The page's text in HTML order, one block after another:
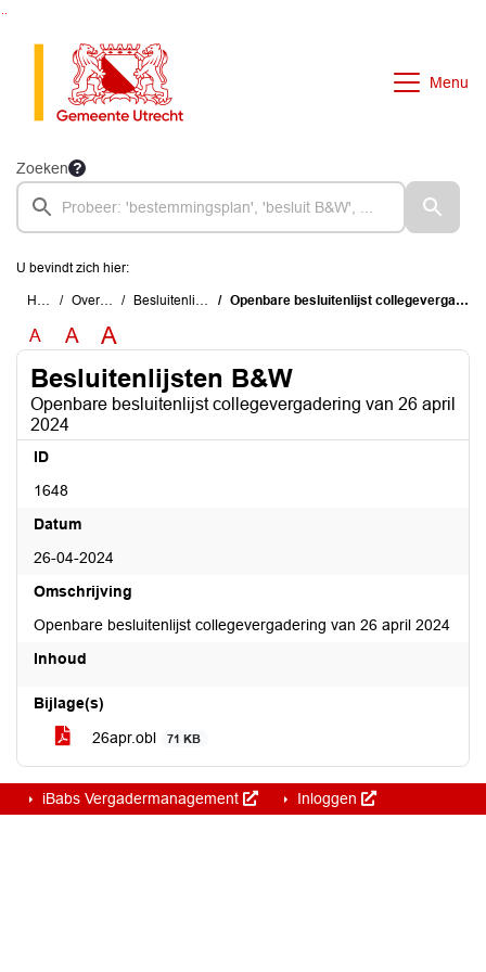
Menu
Zoeken
U bevindt zich hier:
Home Overzichten Besluitenlijsten B&W Openbare besluitenlijst collegevergadering van 26 april 2024
A A A
Besluitenlijsten B&W
Openbare besluitenlijst collegevergadering van 26 april
2024
ID
1648
Datum
26-04-2024
Omschrijving
Openbare besluitenlijst collegevergadering van 26 april 2024
Inhoud
Bijlage(s)
26apr.obl
71 KB
iBabs Vergadermanagement Inloggen